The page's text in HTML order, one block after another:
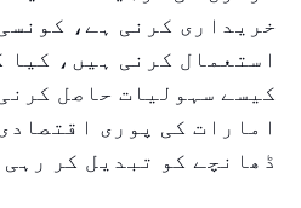
خریداری کرنی ہے،
استعمال کرنی ہیں، کیا
کیسے سہولیات حاصل
امارات کی پوری
ڈھانچے کو تبدیل کر رہی